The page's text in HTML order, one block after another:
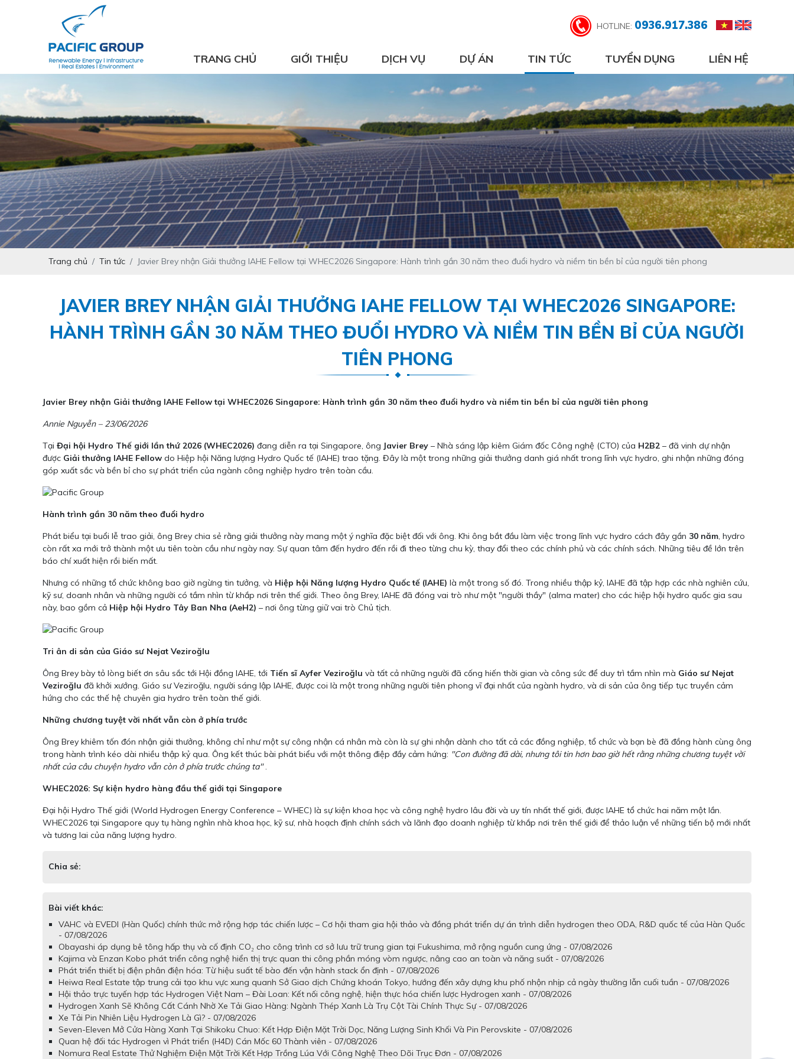
HOTLINE: 0936.917.386
TRANG CHỦ GIỚI THIỆU DỊCH VỤ DỰ ÁN TIN TỨC TUYỂN DỤNG LIÊN HỆ
Trang chủ Tin tức Javier Brey nhận Giải thưởng IAHE Fellow tại WHEC2026 Singapore: Hành trình gần 30 năm theo đuổi hydro và niềm tin bền bỉ của người tiên phong
JAVIER BREY NHẬN GIẢI THƯỞNG IAHE FELLOW TẠI WHEC2026 SINGAPORE:
HÀNH TRÌNH GẦN 30 NĂM THEO ĐUỔI HYDRO VÀ NIỀM TIN BỀN BỈ CỦA NGƯỜI
TIÊN PHONG
Javier Brey nhận Giải thưởng IAHE Fellow tại WHEC2026 Singapore: Hành trình gần 30 năm theo đuổi hydro và niềm tin bền bỉ của người tiên phong
Annie Nguyễn – 23/06/2026
Tại Đại hội Hydro Thế giới lần thứ 2026 (WHEC2026) đang diễn ra tại Singapore, ông Javier Brey – Nhà sáng lập kiêm Giám đốc Công nghệ (CTO) của H2B2 – đã vinh dự nhận
được Giải thưởng IAHE Fellow do Hiệp hội Năng lượng Hydro Quốc tế (IAHE) trao tặng. Đây là một trong những giải thưởng danh giá nhất trong lĩnh vực hydro, ghi nhận những đóng
góp xuất sắc và bền bỉ cho sự phát triển của ngành công nghiệp hydro trên toàn cầu.
Hành trình gần 30 năm theo đuổi hydro
Phát biểu tại buổi lễ trao giải, ông Brey chia sẻ rằng giải thưởng này mang một ý nghĩa đặc biệt đối với ông. Khi ông bắt đầu làm việc trong lĩnh vực hydro cách đây gần 30 năm, hydro
còn rất xa mới trở thành một ưu tiên toàn cầu như ngày nay. Sự quan tâm đến hydro đến rồi đi theo từng chu kỳ, thay đổi theo các chính phủ và các chính sách. Những tiêu đề lớn trên
báo chí xuất hiện rồi biến mất.
Nhưng có những tổ chức không bao giờ ngừng tin tưởng, và Hiệp hội Năng lượng Hydro Quốc tế (IAHE) là một trong số đó. Trong nhiều thập kỷ, IAHE đã tập hợp các nhà nghiên cứu,
kỹ sư, doanh nhân và những người có tầm nhìn từ khắp nơi trên thế giới. Theo ông Brey, IAHE đã đóng vai trò như một "người thầy" (alma mater) cho các hiệp hội hydro quốc gia sau
này, bao gồm cả Hiệp hội Hydro Tây Ban Nha (AeH2) – nơi ông từng giữ vai trò Chủ tịch.
Tri ân di sản của Giáo sư Nejat Veziroğlu
Ông Brey bày tỏ lòng biết ơn sâu sắc tới Hội đồng IAHE, tới Tiến sĩ Ayfer Veziroğlu và tất cả những người đã cống hiến thời gian và công sức để duy trì tầm nhìn mà Giáo sư Nejat
Veziroğlu đã khởi xướng. Giáo sư Veziroğlu, người sáng lập IAHE, được coi là một trong những người tiên phong vĩ đại nhất của ngành hydro, và di sản của ông tiếp tục truyền cảm
hứng cho các thế hệ chuyên gia hydro trên toàn thế giới.
Những chương tuyệt vời nhất vẫn còn ở phía trước
Ông Brey khiêm tốn đón nhận giải thưởng, không chỉ như một sự công nhận cá nhân mà còn là sự ghi nhận dành cho tất cả các đồng nghiệp, tổ chức và bạn bè đã đồng hành cùng ông
trong hành trình kéo dài nhiều thập kỷ qua. Ông kết thúc bài phát biểu với một thông điệp đầy cảm hứng: "Con đường đã dài, nhưng tôi tin hơn bao giờ hết rằng những chương tuyệt vời
nhất của câu chuyện hydro vẫn còn ở phía trước chúng ta".
WHEC2026: Sự kiện hydro hàng đầu thế giới tại Singapore
Đại hội Hydro Thế giới (World Hydrogen Energy Conference – WHEC) là sự kiện khoa học và công nghệ hydro lâu đời và uy tín nhất thế giới, được IAHE tổ chức hai năm một lần.
WHEC2026 tại Singapore quy tụ hàng nghìn nhà khoa học, kỹ sư, nhà hoạch định chính sách và lãnh đạo doanh nghiệp từ khắp nơi trên thế giới để thảo luận về những tiến bộ mới nhất
và tương lai của năng lượng hydro.
Chia sẻ:
Bài viết khác:
VAHC và EVEDI (Hàn Quốc) chính thức mở rộng hợp tác chiến lược – Cơ hội tham gia hội thảo và đồng phát triển dự án trình diễn hydrogen theo ODA, R&D quốc tế của Hàn Quốc
- 07/08/2026
Obayashi áp dụng bê tông hấp thụ và cố định CO₂ cho công trình cơ sở lưu trữ trung gian tại Fukushima, mở rộng nguồn cung ứng - 07/08/2026
Kajima và Enzan Kobo phát triển công nghệ hiển thị trực quan thi công phần móng vòm ngược, nâng cao an toàn và năng suất - 07/08/2026
Phát triển thiết bị điện phân điện hóa: Từ hiệu suất tế bào đến vận hành stack ổn định - 07/08/2026
Heiwa Real Estate tập trung cải tạo khu vực xung quanh Sở Giao dịch Chứng khoán Tokyo, hướng đến xây dựng khu phố nhộn nhịp cả ngày thường lẫn cuối tuần - 07/08/2026
Hội thảo trực tuyến hợp tác Hydrogen Việt Nam – Đài Loan: Kết nối công nghệ, hiện thực hóa chiến lược Hydrogen xanh - 07/08/2026
Hydrogen Xanh Sẽ Không Cất Cánh Nhờ Xe Tải Giao Hàng: Ngành Thép Xanh Là Trụ Cột Tài Chính Thực Sự - 07/08/2026
Xe Tải Pin Nhiên Liệu Hydrogen Là Gì? - 07/08/2026
Seven-Eleven Mở Cửa Hàng Xanh Tại Shikoku Chuo: Kết Hợp Điện Mặt Trời Dọc, Năng Lượng Sinh Khối Và Pin Perovskite - 07/08/2026
Quan hệ đối tác Hydrogen vì Phát triển (H4D) Cán Mốc 60 Thành viên - 07/08/2026
Nomura Real Estate Thử Nghiệm Điện Mặt Trời Kết Hợp Trồng Lúa Với Công Nghệ Theo Dõi Trục Đơn - 07/08/2026